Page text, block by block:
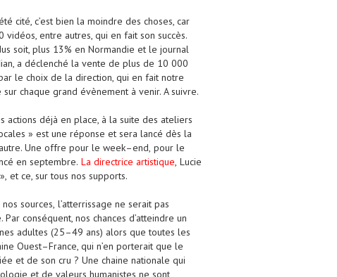
cité, c’est bien la moindre des choses, car
entre autres, qui en fait son succès.
soit, plus 13% en Normandie et le journal
a déclenché la vente de plus de 10 000
le choix de la direction, qui en fait notre
chaque grand évènement à venir. A suivre.
actions déjà en place, à la suite des ateliers
» est une réponse et sera lancé dès la
Une offre pour le week–end, pour le
en septembre. La directrice artistique, Lucie
», et ce, surtous nos supports.
sources, l’atterrissage ne serait pas
conséquent, nos chances d’atteindre un
adultes (25–49 ans) alors quetoutes les
Ouest–France, qui n’en porterait que le
et de son cru ? Une chaine nationale qui
et de valeurs humanistes ne sont